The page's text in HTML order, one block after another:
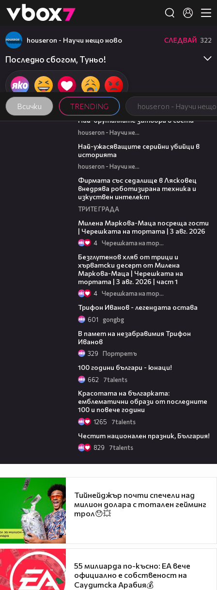
👾
Всички TRENDING houseron - Научи
houseron - Научи нещо ново СЛЕДВАЙ 322
Последно сбогом, Туньо!
07:37
Най-бруталните затвори в света
houseron - Научи нещо ново
Най-ужасяващите серийни убийци в
историята
houseron - Научи нещо ново
Фирмата със седалище в Лясковец
внедрява роботизирана техника и
изкуствен интелект
ТРИТЕ ГРАДА
Милена Маркова-Маца посреща гости
| Черешката на тортата | 3 авг. 2026
4 Черешката на тортата
Безглутенов хляб от трици и
хърватски десерт от Милена
Маркова-Маца | Черешката на
тортата | 3 авг. 2026 | част 1
4 Черешката на тортата
Трифон Иванов - легендата остава
601 gongbg
В памет на незабравимия Трифон
Иванов
329 Портретъ
100 години българи - юнаци!
662 7talents
Красотата на българката:
емблематични образи от последните
100 и повече години
1265 7talents
Честит национален празник, България!
829 7talents
Тийнейджър почти спечели над
милион долара с тотален гейминг
трол😯💥
55 милиарда по-късно: EA вече
официално е собственост на
Саудитска Арабия💰